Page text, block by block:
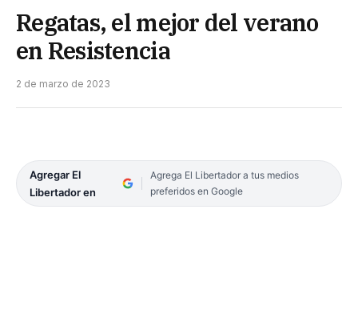
Regatas, el mejor del verano
en Resistencia
2 de marzo de 2023
Agregar El
Libertador en
Agrega El Libertador a tus medios
preferidos en Google